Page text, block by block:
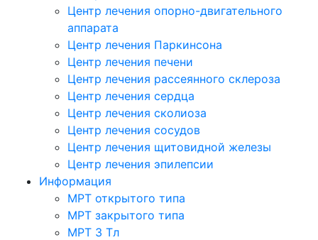
Центр лечения опорно-двигательного
аппарата
Центр лечения Паркинсона
Центр лечения печени
Центр лечения рассеянного склероза
Центр лечения сердца
Центр лечения сколиоза
Центр лечения сосудов
Центр лечения щитовидной железы
Центр лечения эпилепсии
Информация
МРТ открытого типа
МРТ закрытого типа
МРТ 3 Тл